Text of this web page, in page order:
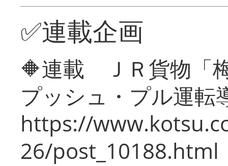
✅連載企画
🔶連載 ＪＲ貨物「
プッシュ・プル運転
https://
26/post_10188.html